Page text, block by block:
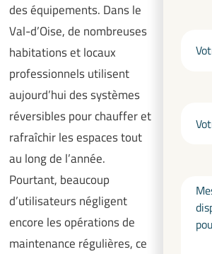
des équipements. Dans le
Val-d’Oise, de nombreuses
habitations et locaux
professionnels utilisent
aujourd’hui des systèmes
réversibles pour chauffer et
rafraîchir les espaces tout
au long de l’année.
Pourtant, beaucoup
d’utilisateurs négligent
encore les opérations de
maintenance régulières, ce